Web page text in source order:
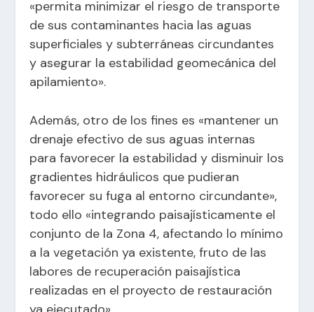
«permita minimizar el riesgo de transporte
de sus contaminantes hacia las aguas
superficiales y subterráneas circundantes
y asegurar la estabilidad geomecánica del
apilamiento».
Además, otro de los fines es «mantener un
drenaje efectivo de sus aguas internas
para favorecer la estabilidad y disminuir los
gradientes hidráulicos que pudieran
favorecer su fuga al entorno circundante»,
todo ello «integrando paisajísticamente el
conjunto de la Zona 4, afectando lo mínimo
a la vegetación ya existente, fruto de las
labores de recuperación paisajística
realizadas en el proyecto de restauración